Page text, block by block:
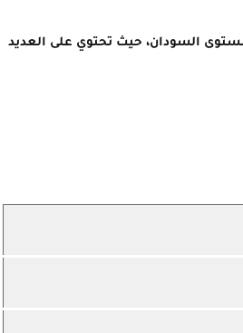
السودان، حيث تحتوي على العديد